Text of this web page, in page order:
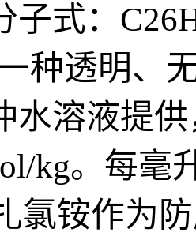
子式：
种透明、
水溶液提
kg。每毫
氯铵作为